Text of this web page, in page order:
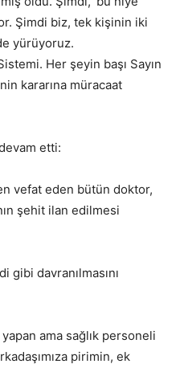
Şimdi biz, tek kişinin iki
yürüyoruz.
Her şeyin başı Sayın
kararına müracaat
etti:
vefat eden bütün doktor,
şehit ilan edilmesi
gibi davranılmasını
ama sağlık personeli
pirimin, ek